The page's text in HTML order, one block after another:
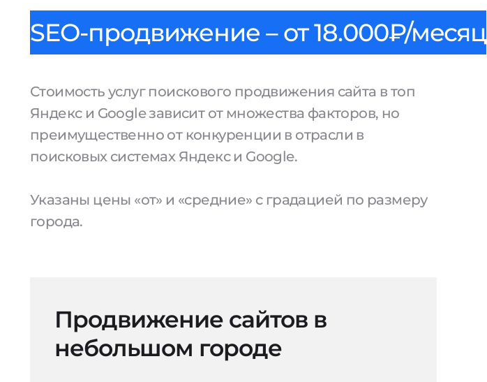
SEO-продвижение – от 18.000₽/месяц
Стоимость услуг поискового продвижения сайта в топ
Яндекс и Google зависит от множества факторов, но
преимущественно от конкуренции в отрасли в
поисковых системах Яндекс и Google.
Указаны цены «от» и «средние» с градацией по размеру
города.
Продвижение сайтов в
небольшом городе